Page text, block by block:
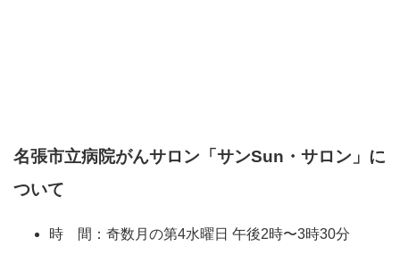
名張市立病院がんサロン「サンSun・サロン」に
ついて
時 間：奇数月の第4水曜日 午後2時〜3時30分